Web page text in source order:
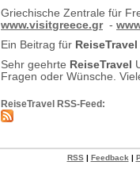
Griechische Zentrale für
www.visitgreece.gr-
Ein Beitrag für ReiseTravel
Sehr geehrte ReiseTravel
Fragen oder Wünsche.
ReiseTravel RSS-Feed:
RSS| Feedback |